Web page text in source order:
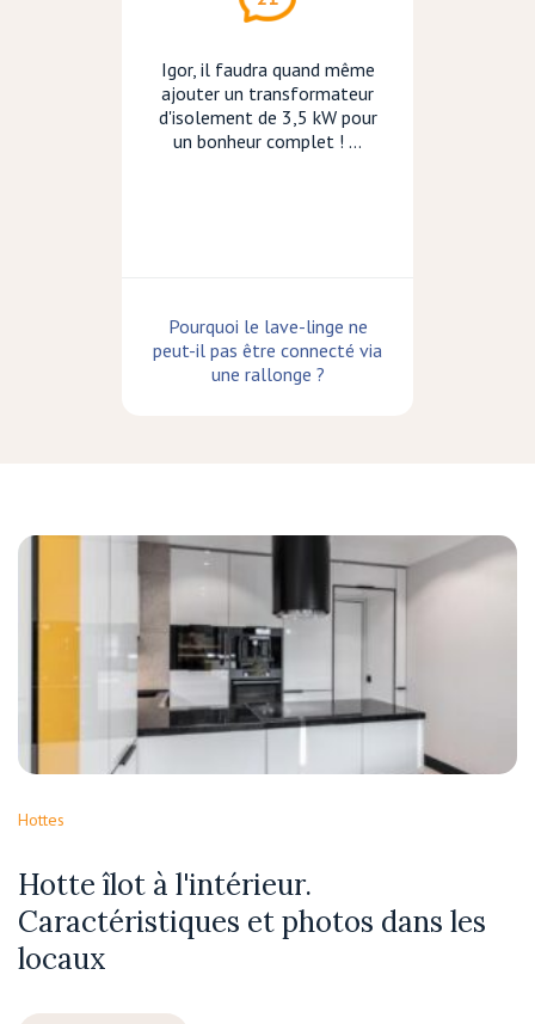
Igor, il faudra quand même
ajouter un transformateur
d'isolement de 3,5 kW pour
un bonheur complet ! ...
Pourquoi le lave-linge ne
peut-il pas être connecté via
une rallonge ?
Hottes
Hotte îlot à l'intérieur.
Caractéristiques et photos dans les
locaux